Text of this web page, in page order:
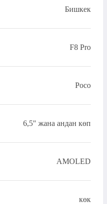
Бишкек
F8 Pro
Poco
6,5" жана андан көп
AMOLED
көк